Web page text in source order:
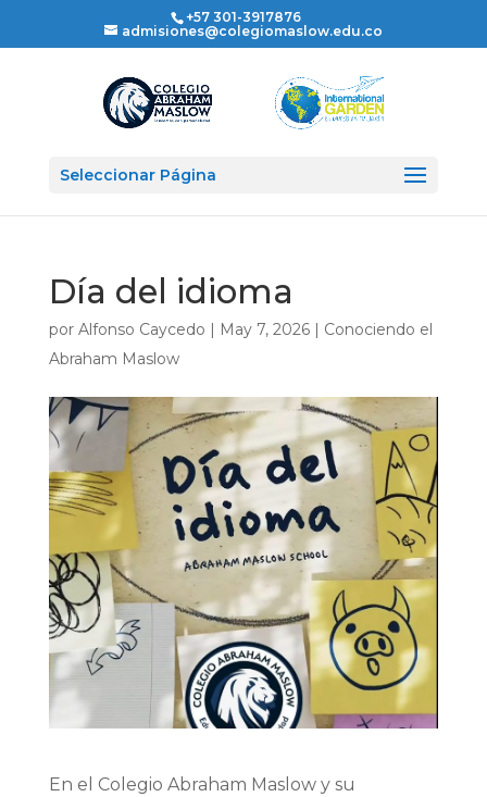
+57 301-3917876
admisiones@colegiomaslow.edu.co
Seleccionar Página
Día del idioma
por Alfonso Caycedo | May 7, 2026| Conociendo el
Abraham Maslow
En el Colegio Abraham Maslow y su